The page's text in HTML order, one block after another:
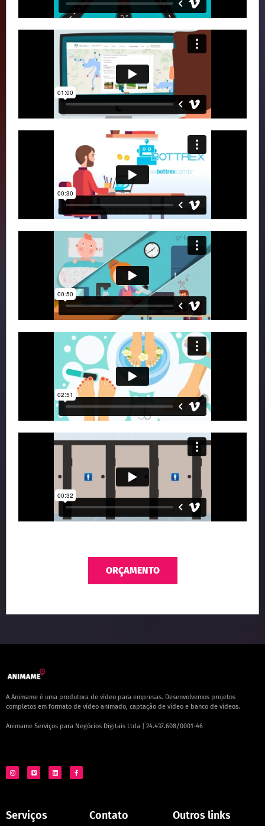
ORÇAMENTO
A Animame é uma produtora de vídeo para empresas. Desenvolvemos projetos
completos em formato de vídeo animado, captação de vídeo e banco de vídeos.
Animame Serviços para Negócios Digitais Ltda | 24.437.608/0001-46
Serviços Contato Outros links